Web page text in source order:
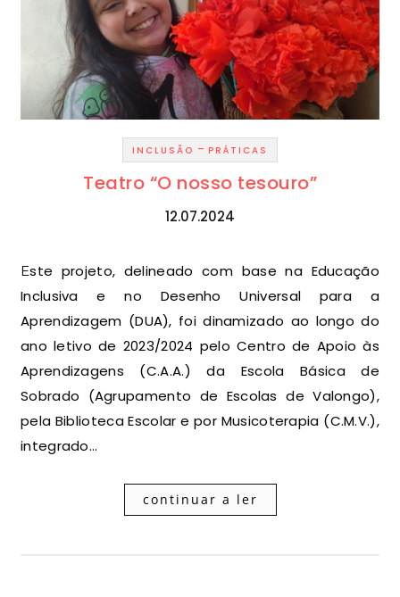
INCLUSÃO - PRÁTICAS
Teatro “O nosso tesouro”
12.07.2024
Este projeto, delineado com base na Educação
Inclusiva e no Desenho Universal para a
Aprendizagem (DUA), foi dinamizado ao longo do
ano letivo de 2023/2024 pelo Centro de Apoio às
Aprendizagens (C.A.A.) da Escola Básica de
Sobrado (Agrupamento de Escolas de Valongo),
pela Biblioteca Escolar e por Musicoterapia (C.M.V.),
integrado…
continuar a ler